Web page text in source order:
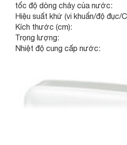
tốc độ dòng chảy của nước:
Hiệu suất khử (vi khuẩn/độ đục/
Kích thước (cm):
Trọng lượng:
Nhiệt độ cung cấp nước: